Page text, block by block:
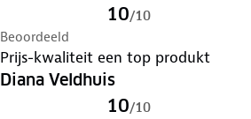
10/10
Beoordeeld
Prijs-kwaliteit een top produkt
Diana Veldhuis
10/10